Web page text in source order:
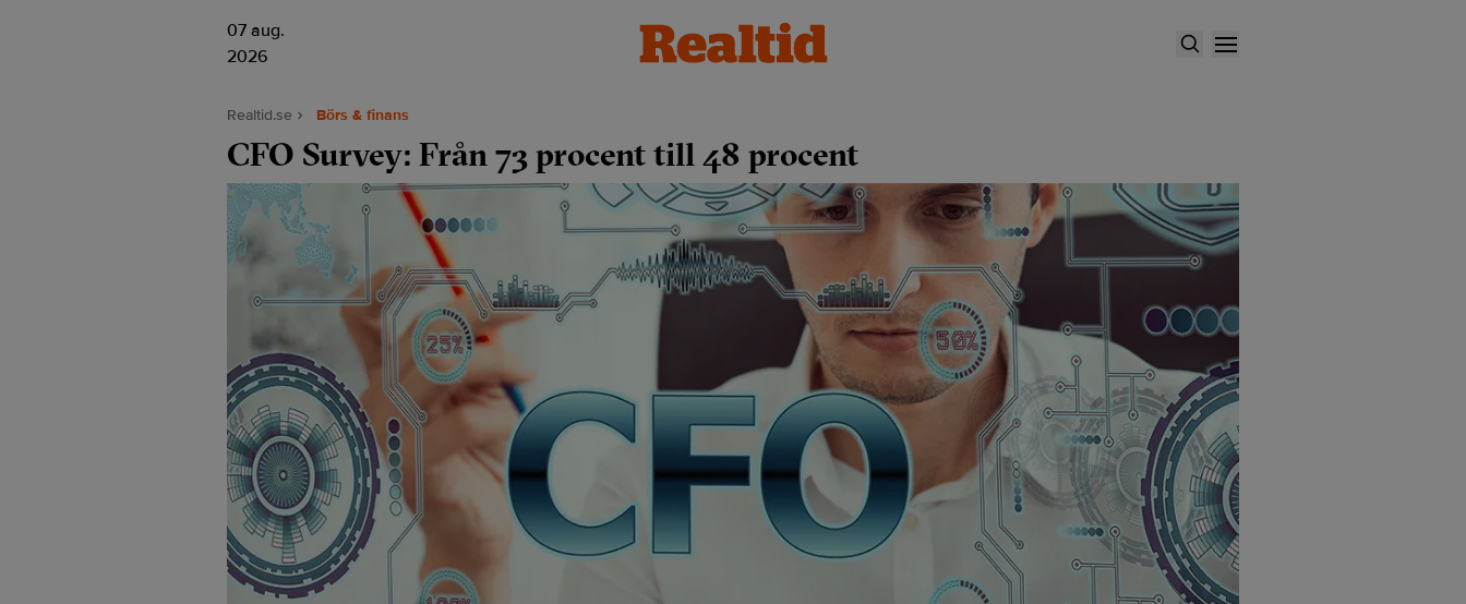
07 aug.
2026
Realtid.se Börs & finans
CFO Survey: Från 73 procent till 48 procent